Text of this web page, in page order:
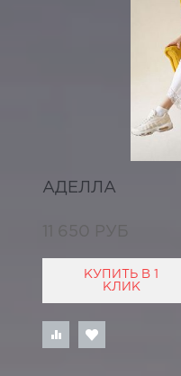
АДЕЛЛА
11 650 РУБ
КУПИТЬ В 1
КЛИК